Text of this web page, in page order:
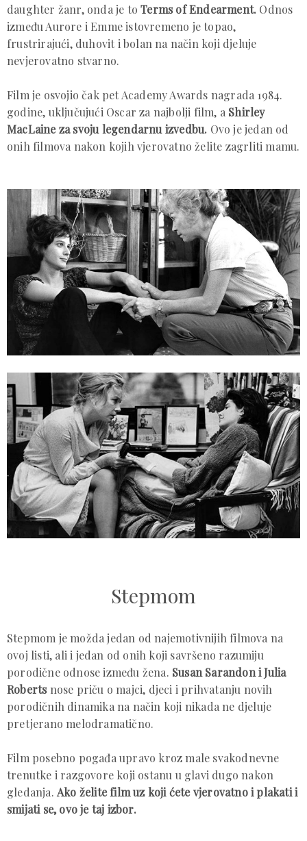
daughter žanr, onda je toTerms of Endearment. Odnos
između Aurore i Emme istovremeno je topao,
frustrirajući, duhovit i bolan na način koji djeluje
nevjerovatno stvarno.
Film je osvojio čak pet Academy Awards nagrada 1984.
godine, uključujući Oscar za najbolji film, a Shirley
MacLaine za svoju legendarnu izvedbu. Ovo je jedan od
onih filmova nakon kojih vjerovatno želite zagrliti mamu.
Stepmom
Stepmom je možda jedan od najemotivnijih filmova na
ovoj listi, ali i jedan od onih koji savršeno razumiju
porodične odnose između žena. Susan Sarandon i Julia
Roberts nose priču o majci, djeci i prihvatanju novih
porodičnih dinamika na način koji nikada ne djeluje
pretjerano melodramatično.
Film posebno pogađa upravo kroz male svakodnevne
trenutke i razgovore koji ostanu u glavi dugo nakon
gledanja. Ako želite film uz koji ćete vjerovatno i plakati i
smijati se, ovo je taj izbor.